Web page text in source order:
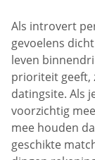
Als introvert
gevoelens
leven
prioriteit geeft,
datingsite. Als
voorzichtig
mee houden
geschikte